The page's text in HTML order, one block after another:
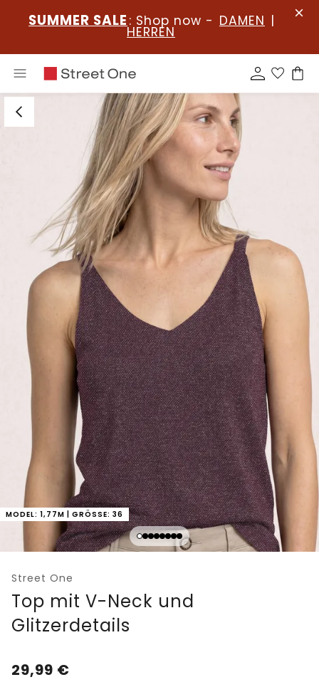
SUMMER SALE : Shop now - DAMEN |
HERREN
MODEL: 1,77M | GRÖSSE: 36
Street One
Top mit V-Neck und
Glitzerdetails
29,99 €